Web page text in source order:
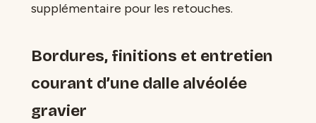
supplémentaire pour les retouches.
Bordures, finitions et entretien
courant d’une dalle alvéolée
gravier